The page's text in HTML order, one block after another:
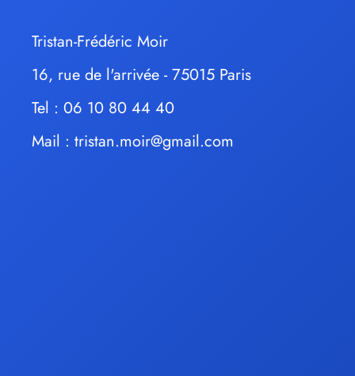
Tristan-Frédéric Moir
16, rue de l'arrivée - 75015 Paris
Tel : 06 10 80 44 40
Mail : tristan.moir@gmail.com